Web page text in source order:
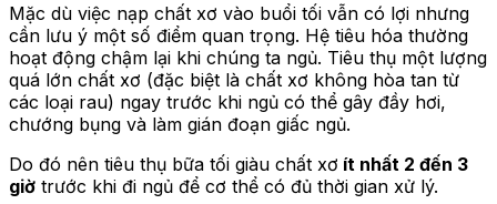
Mặc dù việc nạp chất xơ vào buổi tối vẫn có lợi nhưng
cần lưu ý một số điểm quan trọng. Hệ tiêu hóa thường
hoạt động chậm lại khi chúng ta ngủ. Tiêu thụ một lượng
quá lớn chất xơ (đặc biệt là chất xơ không hòa tan từ
các loại rau) ngay trước khi ngủ có thể gây đầy hơi,
chướng bụng và làm gián đoạn giấc ngủ.
Do đó nên tiêu thụ bữa tối giàu chất xơ ít nhất 2 đến 3
giờ trước khi đi ngủ để cơ thể có đủ thời gian xử lý.